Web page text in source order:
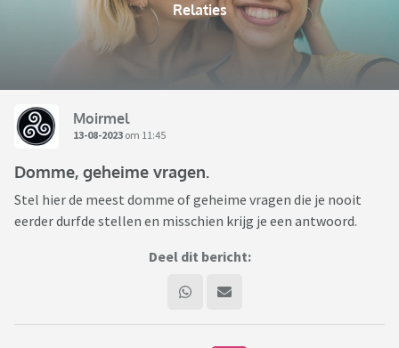
Relaties
Moirmel
13-08-2023 om 11:45
Domme, geheime vragen.
Stel hier de meest domme of geheime vragen die je nooit
eerder durfde stellen en misschien krijg je een antwoord.
Deel dit bericht: